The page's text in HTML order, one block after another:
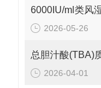
2026-05-26
2026-04-01